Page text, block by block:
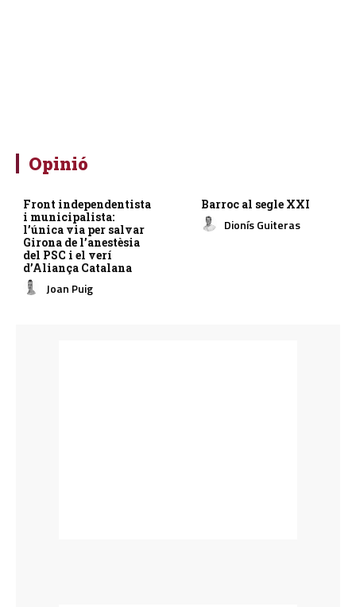
Opinió
Front independentista
i municipalista:
l’única via per salvar
Girona de l’anestèsia
del PSC i el verí
d’Aliança Catalana
Joan Puig
Barroc al segle XXI
Dionís Guiteras